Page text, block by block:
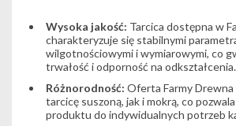
Wysoka jakość: Tarcica dostępna w
charakteryzuje się stabilnymi
wilgotnościowymi i wymiarowymi, co
trwałość i odporność na odkształcenia.
Różnorodność: Oferta Farmy
tarcicę suszoną, jak i mokrą, co
produktu do indywidualnych potrzeb